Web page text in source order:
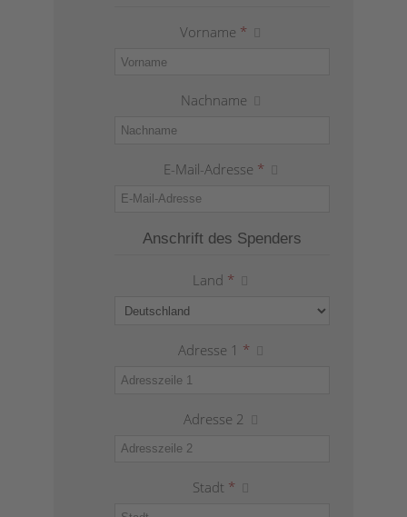
Vorname *
Nachname
E-Mail-Adresse *
Anschrift des Spenders
Land *
Adresse 1 *
Adresse 2
Stadt *